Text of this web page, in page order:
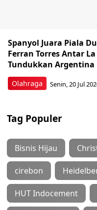
Olahraga
Spanyol Juara Piala
Ferran Torres Antar La
Tundukkan Argentina
Senin, 20 Jul
Tag Populer
Bisnis Hijau
cirebon
HUT Indocement